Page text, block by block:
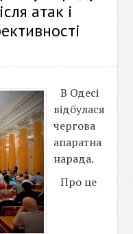
атак і
В Одесі
відбулася
чергова
апаратна
нарада.
Про це